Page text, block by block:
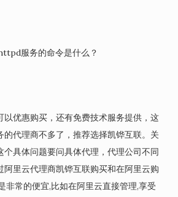
服务的命令是什么？
以优惠购买，还有免费技术服务提供，这
的代理商不多了，推荐选择凯铧互联。关
个具体问题要问具体代理，代理公司不同
阿里云代理商凯铧互联购买和在阿里云购
非常的便宜,比如在阿里云直接管理,享受